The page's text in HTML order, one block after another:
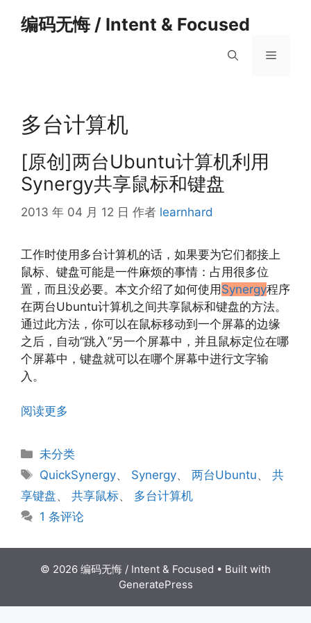
编码无悔 / Intent & Focused
菜
多台计算机
[原创]两台Ubuntu计算机利用
Synergy共享鼠标和键盘
2013 年 04 月 12 日 作者 learnhard
工作时使用多台计算机的话，如果要为它们都接上
鼠标、键盘可能是一件麻烦的事情：占用很多位
置，而且没必要。本文介绍了如何使用Synergy程序
在两台Ubuntu计算机之间共享鼠标和键盘的方法。
通过此方法，你可以在鼠标移动到一个屏幕的边缘
之后，自动“跳入”另一个屏幕中，并且鼠标定位在哪
个屏幕中，键盘就可以在哪个屏幕中进行文字输
入。
阅读更多
分
类
未分类
标
签
QuickSynergy、 Synergy、两台Ubuntu、共
享键盘、 共享鼠标、 多台计算机
1 条评论
© 2026 编码无悔 / Intent & Focused • Built with
GeneratePress